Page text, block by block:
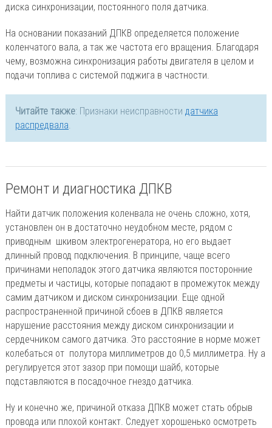
диска синхронизации, постоянного поля датчика.
На основании показаний ДПКВ определяется положение
коленчатого вала, а так же частота его вращения. Благодаря
чему, возможна синхронизация работы двигателя в целом и
подачи топлива с системой поджига в частности.
Читайте также: Признаки неисправности датчика
распредвала.
Ремонт и диагностика ДПКВ
Найти датчик положения коленвала не очень сложно, хотя,
установлен он в достаточно неудобном месте, рядом с
приводным шкивом электрогенератора, но его выдает
длинный провод подключения. В принципе, чаще всего
причинами неполадок этого датчика являются посторонние
предметы и частицы, которые попадают в промежуток между
самим датчиком и диском синхронизации. Еще одной
распространенной причиной сбоев в ДПКВ является
нарушение расстояния между диском синхронизации и
сердечником самого датчика. Это расстояние в норме может
колебаться от полутора миллиметров до 0,5 миллиметра. Ну а
регулируется этот зазор при помощи шайб, которые
подставляются в посадочное гнездо датчика.
Ну и конечно же, причиной отказа ДПКВ может стать обрыв
провода или плохой контакт. Следует хорошенько осмотреть